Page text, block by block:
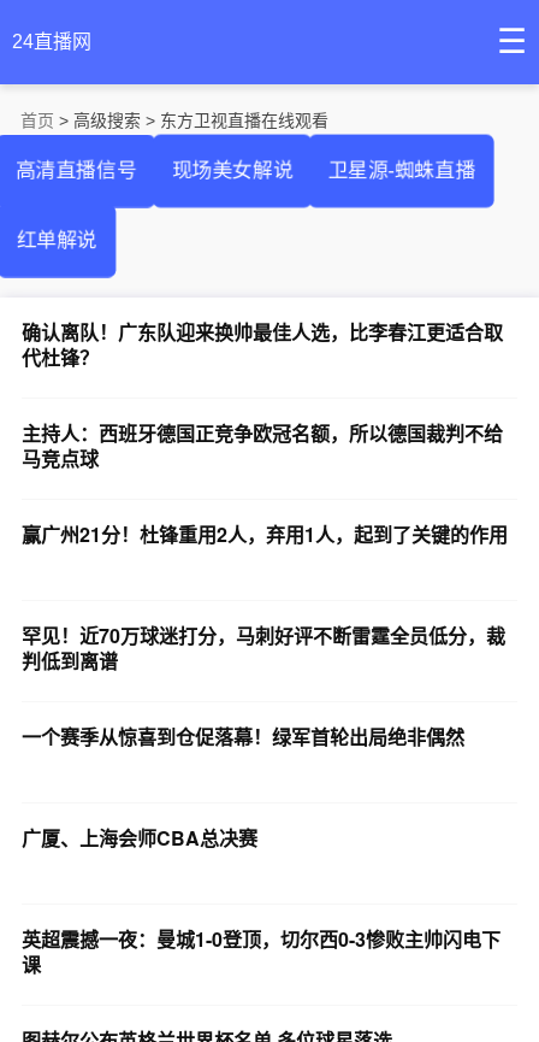
24直播网 ☰
首页 > 高级搜索 > 东方卫视直播在线观看
高清直播信号 现场美女解说 卫星源-蜘蛛直播
红单解说
确认离队！广东队迎来换帅最佳人选，比李春江更适合取
代杜锋？
主持人：西班牙德国正竞争欧冠名额，所以德国裁判不给
马竞点球
赢广州21分！杜锋重用2人，弃用1人，起到了关键的作用
罕见！近70万球迷打分，马刺好评不断雷霆全员低分，裁
判低到离谱
一个赛季从惊喜到仓促落幕！绿军首轮出局绝非偶然
广厦、上海会师CBA总决赛
英超震撼一夜：曼城1-0登顶，切尔西0-3惨败主帅闪电下
课